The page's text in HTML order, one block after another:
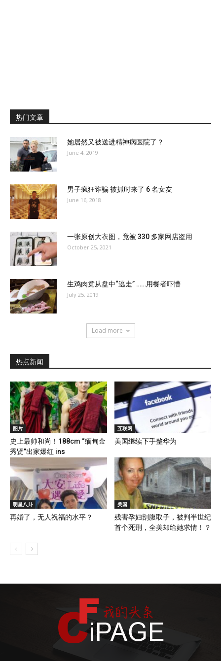
热门文章
她居然又被送进精神病医院了？
June 4, 2019
男子疯狂诈骗 被抓时来了 6 名女友
June 16, 2018
一张原创大衣图，竟被 330 多家网店盗用
October 25, 2021
生鸡肉竟从盘中“逃走” ……用餐者吓懵
July 25, 2019
Load more
热点新闻
图片
史上最帅和尚！188cm “缅甸金
秀贤”出家爆红 ins
互联网
美国继续下手整华为
明星八卦
再婚了，无人祝福的水平？
美国
残害孕妇剖腹取子，被判半世纪
首个死刑，全美却给她求情！？